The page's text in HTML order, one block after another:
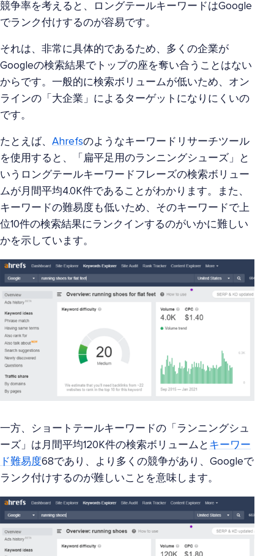
競争率を考えると、ロングテールキーワードはGoogle
でランク付けするのが容易です。
それは、非常に具体的であるため、多くの企業が
Googleの検索結果でトップの座を奪い合うことはない
からです。一般的に検索ボリュームが低いため、オン
ラインの「大企業」によるターゲットになりにくいの
です。
たとえば、 Ahrefsのようなキーワードリサーチツール
を使用すると、「扁平足用のランニングシューズ」と
いうロングテールキーワードフレーズの検索ボリュー
ムが月間平均4.0K件であることがわかります。また、
キーワードの難易度も低いため、そのキーワードで上
位10件の検索結果にランクインするのがいかに難しい
かを示しています。
一方、ショートテールキーワードの「ランニングシュ
ーズ」は月間平均120K件の検索ボリュームと キーワー
ド難易度68であり、より多くの競争があり、Googleで
ランク付けするのが難しいことを意味します。